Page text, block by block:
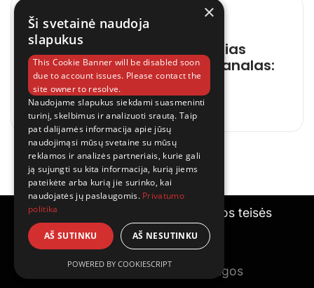
10 LIETUVOS DIENA
Stuburas, tai svarbiausias
žmogaus energetinis kanalas:
apsauga ir patarimai
19 liepos, 2026
© 2026
. Visos teisės
saugomos.
Valymo ir griovimo paslaugos
×
Ši svetainė naudoja
slapukus
This Cookie Banner will be disabled soon
due to account issues. Please contact the
site owner to resolve.
Naudojame slapukus siekdami suasmeninti
turinį, skelbimus ir analizuoti srautą. Taip
pat dalijamės informacija apie jūsų
naudojimąsi mūsų svetaine su mūsų
reklamos ir analizės partneriais, kurie gali
ją sujungti su kita informacija, kurią jiems
pateikėte arba kurią jie surinko, kai
naudojatės jų paslaugomis. Privatumo
politika
AŠ SUTINKU AŠ NESUTINKU
POWERED BY COOKIESCRIPT